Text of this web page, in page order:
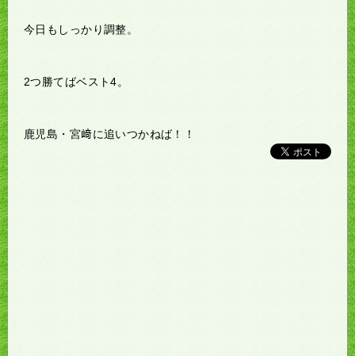
今日もしっかり調整。
2つ勝てばベスト4。
鹿児島・宮﨑に追いつかねば！！